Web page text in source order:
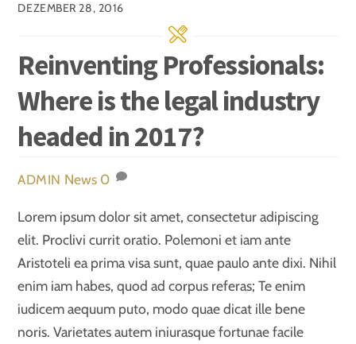
DEZEMBER 28, 2016
Reinventing Professionals:
Where is the legal industry
headed in 2017?
ADMIN News 0
Lorem ipsum dolor sit amet, consectetur adipiscing
elit. Proclivi currit oratio. Polemoni et iam ante
Aristoteli ea prima visa sunt, quae paulo ante dixi. Nihil
enim iam habes, quod ad corpus referas; Te enim
iudicem aequum puto, modo quae dicat ille bene
noris. Varietates autem iniurasque fortunae facile